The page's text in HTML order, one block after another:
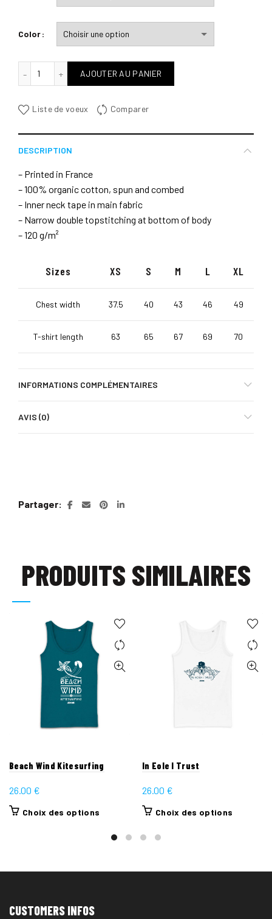
Color
AJOUTER AU PANIER
Liste de voeux Comparer
DESCRIPTION
– Printed in France
– 100% organic cotton, spun and combed
– Inner neck tape in main fabric
– Narrow double topstitching at bottom of body
– 120 g/m²
Sizes XS S M L XL
Chest width 37.5 40 43 46 49
T-shirt length 63 65 67 69 70
INFORMATIONS COMPLÉMENTAIRES
AVIS (0)
Partager
PRODUITS SIMILAIRES
Beach Wind Kitesurfing
26.00 €
Choix des options
variations.
In Eole I Trust
26.00 €
Choix des options
CUSTOMERS INFOS